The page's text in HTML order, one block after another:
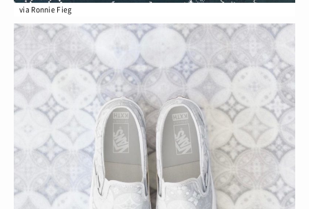
via Ronnie Fieg